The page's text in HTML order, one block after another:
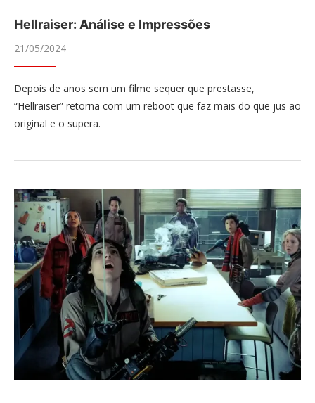
Hellraiser: Análise e Impressões
21/05/2024
Depois de anos sem um filme sequer que prestasse,
“Hellraiser” retorna com um reboot que faz mais do que jus ao
original e o supera.